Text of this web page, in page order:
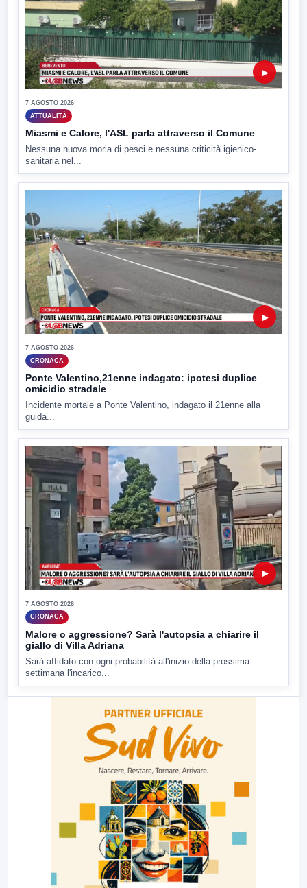
▶
7 AGOSTO 2026
ATTUALITÀ
Miasmi e Calore, l'ASL parla attraverso il Comune
Nessuna nuova moria di pesci e nessuna criticità igienico-
sanitaria nel...
▶
7 AGOSTO 2026
CRONACA
Ponte Valentino,21enne indagato: ipotesi duplice
omicidio stradale
Incidente mortale a Ponte Valentino, indagato il 21enne alla
guida...
▶
7 AGOSTO 2026
CRONACA
Malore o aggressione? Sarà l'autopsia a chiarire il
giallo di Villa Adriana
Sarà affidato con ogni probabilità all'inizio della prossima
settimana l'incarico...